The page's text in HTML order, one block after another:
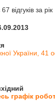
відгуків за рік
України, 41
графік